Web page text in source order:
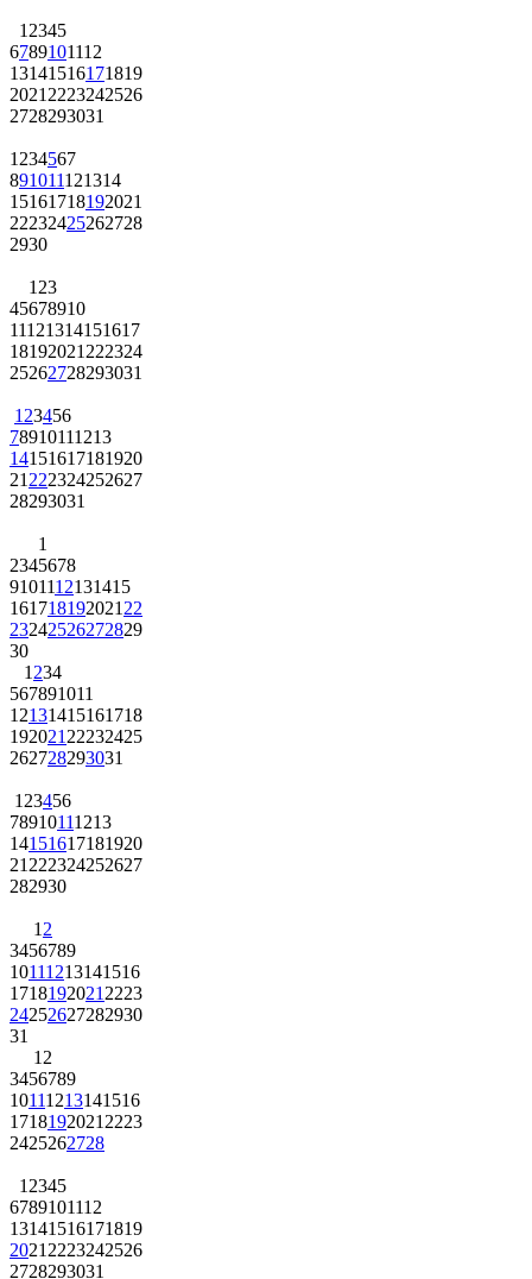
1 2345
6789101112
13141516171819
2021 2223242526
2728293031
1 234567
891011121314
15161718192021
22232425262728
2930
1 23
45678910
11121314151617
18192021 222324
25262728293031
1 23456
78910111213
14151617181920
21 222324252627
28293031
1
2345678
9101112131415
161718192021 22
23242526272829
30
1 234
567891011
12131415161718
192021 22232425
262728293031
1 23456
78910111213
14151617181920
21 222324252627
282930
1 2
3456789
10111213141516
1718192021 2223
24252627282930
31
1 2
3456789
10111213141516
1718192021 2223
2425262728
1 2345
6789101112
13141516171819
2021 2223242526
2728293031